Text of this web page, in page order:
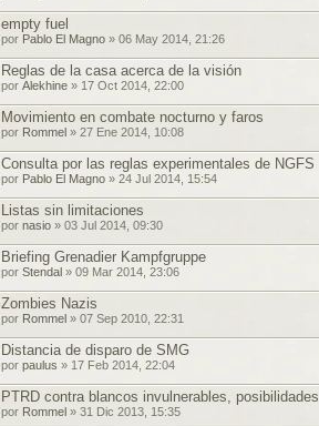
empty fuel
por Pablo El Magno » 06 May 2014, 21:26
Reglas de la casa acerca de la visión
por Alekhine » 17 Oct 2014, 22:00
Movimiento en combate nocturno y faros
por Rommel » 27 Ene 2014, 10:08
Consulta por las reglas experimentales de NGFS
por Pablo El Magno » 24 Jul 2014, 15:54
Listas sin limitaciones
por nasio » 03 Jul 2014, 09:30
Briefing Grenadier Kampfgruppe
por Stendal » 09 Mar 2014, 23:06
Zombies Nazis
por Rommel » 07 Sep 2010, 22:31
Distancia de disparo de SMG
por paulus » 17 Feb 2014, 22:04
PTRD contra blancos invulnerables, posibilidades
por Rommel » 31 Dic 2013, 15:35